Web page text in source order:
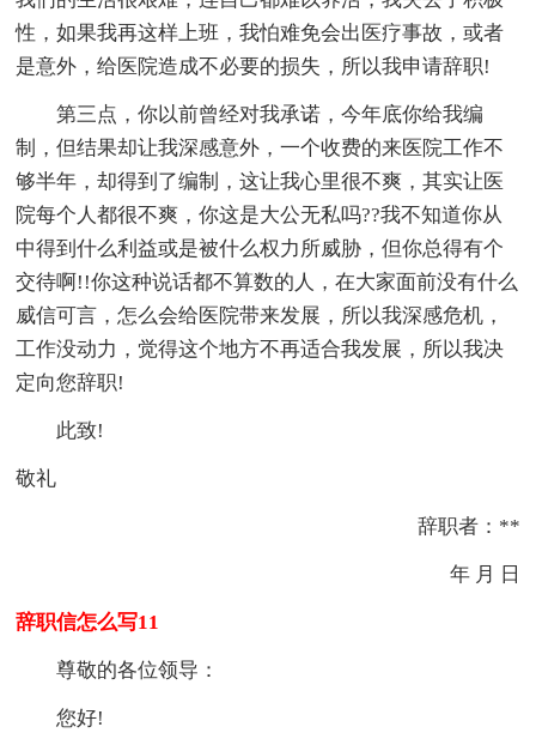
性，如果我再这样上班，我怕难免会出医疗事故，或者
是意外，给医院造成不必要的损失，所以我申请辞职!
第三点，你以前曾经对我承诺，今年底你给我编
制，但结果却让我深感意外，一个收费的来医院工作不
够半年，却得到了编制，这让我心里很不爽，其实让医
院每个人都很不爽，你这是大公无私吗??我不知道你从
中得到什么利益或是被什么权力所威胁，但你总得有个
交待啊!!你这种说话都不算数的人，在大家面前没有什么
威信可言，怎么会给医院带来发展，所以我深感危机，
工作没动力，觉得这个地方不再适合我发展，所以我决
定向您辞职!
此致!
敬礼
辞职者：**
年 月 日
辞职信怎么写11
尊敬的各位领导：
您好!